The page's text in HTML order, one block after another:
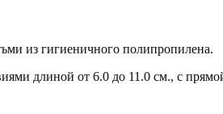
из гигиеничного полипропилена.
длиной от 6.0 до 11.0 см., с